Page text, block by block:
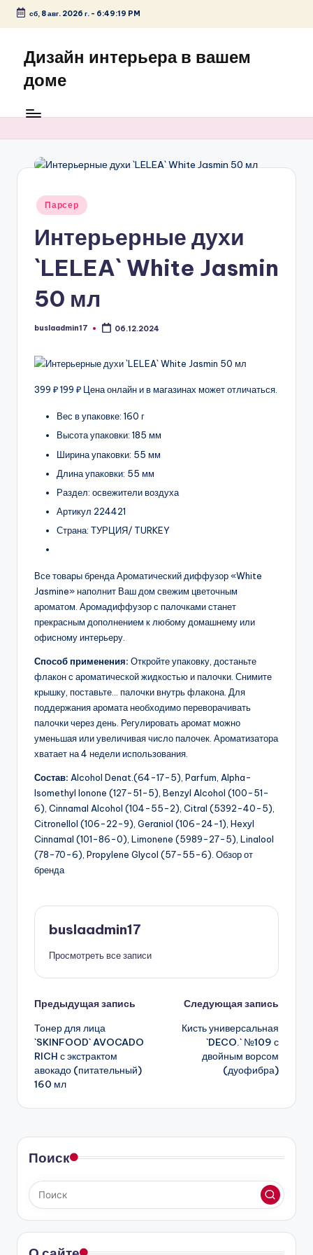
Перейти
содержимому
сб, 8 авг. 2026 г.- 6:49:19 PM
Дизайн интерьера в вашем
доме
Опубликовано
Парсер
Интерьерные духи
`LELEA` White Jasmin
50 мл
Запись
buslaadmin17 06.12.2024
399 ₽ 199 ₽ Цена онлайн и в магазинах может отличаться.
Вес в упаковке: 160 г
Высота упаковки: 185 мм
Ширина упаковки: 55 мм
Длина упаковки: 55 мм
Раздел: освежители воздуха
Артикул 224421
Страна: ТУРЦИЯ/ TURKEY
Все товары бренда Ароматический диффузор «White
Jasmine» наполнит Ваш дом свежим цветочным
ароматом. Аромадиффузор с палочками станет
прекрасным дополнением к любому домашнему или
офисному интерьеру.
Способ применения: Откройте упаковку, достаньте
флакон с ароматической жидкостью и палочки. Снимите
крышку, поставьте… палочки внутрь флакона. Для
поддержания аромата необходимо переворачивать
палочки через день. Регулировать аромат можно
уменьшая или увеличивая число палочек. Ароматизатора
хватает на 4 недели использования.
Состав: Alcohol Denat.(64-17-5), Parfum, Alpha-
Isomethyl Ionone (127-51-5), Benzyl Alcohol (100-51-
6), Cinnamal Alcohol (104-55-2), Citral (5392-40-5),
Citronellol (106-22-9), Geraniol (106-24-1), Hexyl
Cinnamal (101-86-0), Limonene (5989-27-5), Linalool
(78-70-6), Propylene Glycol (57-55-6). Обзор от
бренда
buslaadmin17
Просмотреть все записи
Навигация
записи
Предыдущая запись
Тонер для лица
`SKINFOOD` AVOCADO
RICH с экстрактом
авокадо (питательный)
160 мл
Следующая запись
Кисть универсальная
`DECO.` №109 с
двойным ворсом
(дуофибра)
Поиск